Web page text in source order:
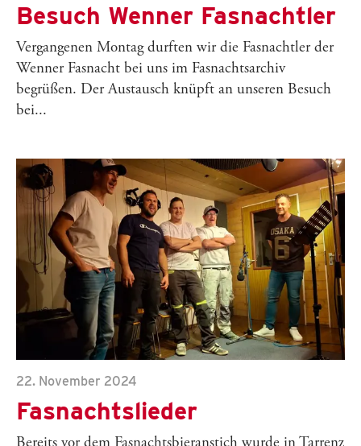
Besuch Wenner Fasnachtler
Vergangenen Montag durften wir die Fasnachtler der
Wenner Fasnacht bei uns im Fasnachtsarchiv
begrüßen. Der Austausch knüpft an unseren Besuch
bei...
22. November 2024
Fasnachtslieder